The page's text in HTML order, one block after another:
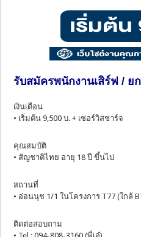
รับสมัครพนักงานเสิร์ฟ / ย
เงินเดือน
• เริ่มต้น 9,500 บ. + เซอร์วิสชาร์จ
คุณสมบัติ
• สัญชาติไทย อายุ 18 ปี ขึ้นไป
สถานที่
• อ่อนนุช 1/1 ในโครงการ T77 (ใกล้
ติดต่อสอบถาม